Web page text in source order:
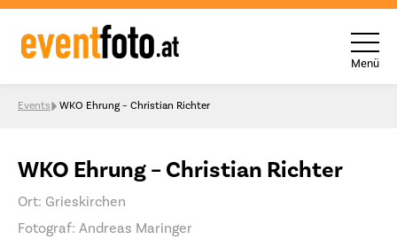
Skip to content
Menü
Events WKO Ehrung – Christian Richter
WKO Ehrung – Christian Richter
Ort: Grieskirchen
Fotograf: Andreas Maringer